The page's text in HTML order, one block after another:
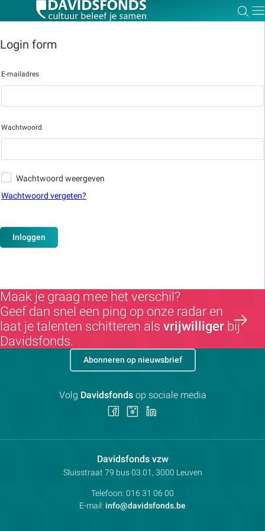
Login form
E-mailadres
Wachtwoord
Wachtwoord weergeven
Wachtwoord vergeten?
Inloggen
Maak je graag mee het verschil?
Geef dan snel een ping op onze radar en
laat je talenten schitteren als vrijwilliger bij
Davidsfonds.
Davidsfonds vzwContactpersoon:
Adres:
Sluisstraat 79 bus 03.01, 3000 Leuven
Telefoon: 016 31 06 00
E-mail: info@davidsfonds.be
Abonneren op nieuwsbrief
Volg Davidsfondsop sociale media
Volg Volg
Zoek:
Zoeken